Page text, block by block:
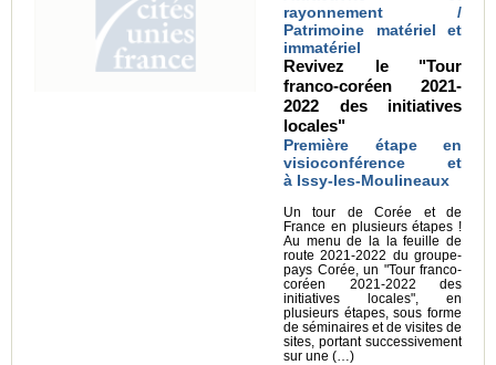
rayonnement /
Patrimoine matériel et
immatériel
Revivez le "Tour
franco-coréen 2021-
2022 des initiatives
locales"
Première étape en
visioconférence et
à Issy-les-Moulineaux
Un tour de Corée et de
France en plusieurs étapes !
Au menu de la la feuille de
route 2021-2022 du groupe-
pays Corée, un "Tour franco-
coréen 2021-2022 des
initiatives locales", en
plusieurs étapes, sous forme
de séminaires et de visites de
sites, portant successivement
sur une (…)